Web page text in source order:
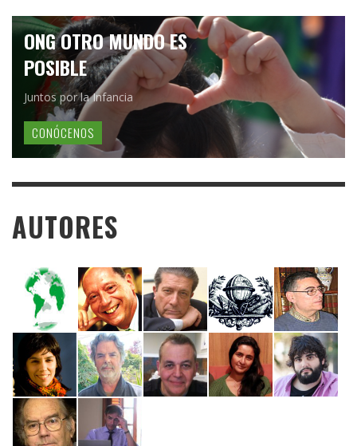
ONG OTRO MUNDO ES
POSIBLE
Juntos por la Infancia
CONÓCENOS
AUTORES